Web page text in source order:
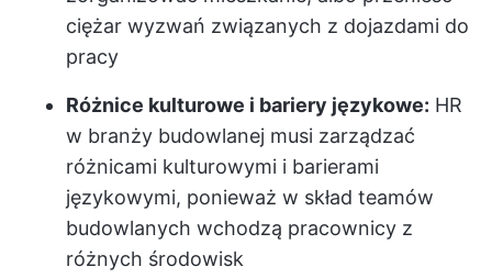
ciężar wyzwań związanych z dojazdami do
pracy
Różnice kulturowe i bariery językowe: HR
w branży budowlanej musi zarządzać
różnicami kulturowymi i barierami
językowymi, ponieważ w skład teamów
budowlanych wchodzą pracownicy z
różnych środowisk